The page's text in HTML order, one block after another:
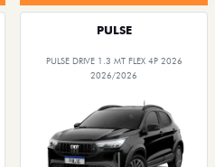
PULSE
PULSE DRIVE 1.3 MT FLEX 4P 2026
2026/2026